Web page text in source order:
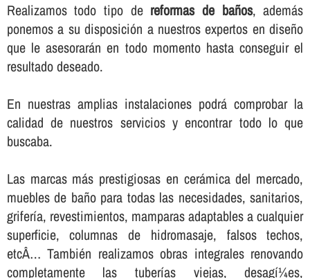
Realizamos todo tipo de reformas de baños, además
ponemos a su disposición a nuestros expertos en diseño
que le asesorarán en todo momento hasta conseguir el
resultado deseado.
En nuestras amplias instalaciones podrá comprobar la
calidad de nuestros servicios y encontrar todo lo que
buscaba.
Las marcas más prestigiosas en cerámica del mercado,
muebles de baño para todas las necesidades, sanitarios,
griferí­a, revestimientos, mamparas adaptables a cualquier
superficie, columnas de hidromasaje, falsos techos,
etcÂ… También realizamos obras integrales renovando
completamente las tuberí­as viejas, desagí¼es,